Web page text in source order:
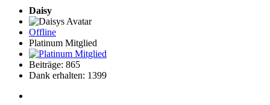
Daisy
Offline
Platinum Mitglied
Beiträge: 865
Dank erhalten: 1399